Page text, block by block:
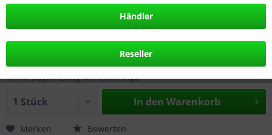
69,00 € *
frühestes Lieferdatum: 08.08.2026
keine Begrenzung der Liefertage
In den Warenkorb
Merken Bewerten
Händler
Reseller